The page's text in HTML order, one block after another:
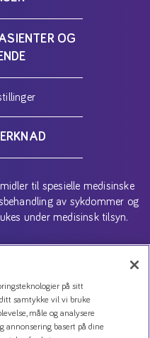
OG
til spesielle medisinske
av sykdommer og
under medisinsk tilsyn.
Danone AS
på sitt
samtykke vil vi bruke
måle og analysere
annonsering basert på dine